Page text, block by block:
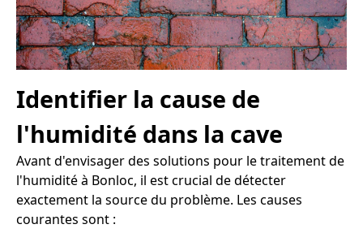
Identifier la cause de
l'humidité dans la cave
Avant d'envisager des solutions pour le traitement de
l'humidité à Bonloc, il est crucial de détecter
exactement la source du problème. Les causes
courantes sont :